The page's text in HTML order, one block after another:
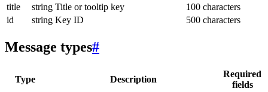
title
string Title or tooltip key
100 characters
id
string Key ID 500 characters
Message types#
Type Description
Required
fields